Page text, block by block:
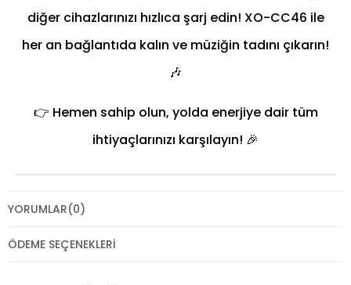
diğer cihazlarınızı hızlıca şarj edin! XO-CC46 ile
her an bağlantıda kalın ve müziğin tadını çıkarın!
🎶
👉 Hemen sahip olun, yolda enerjiye dair tüm
ihtiyaçlarınızı karşılayın! 🎉
YORUMLAR(0)
ÖDEME SEÇENEKLERI